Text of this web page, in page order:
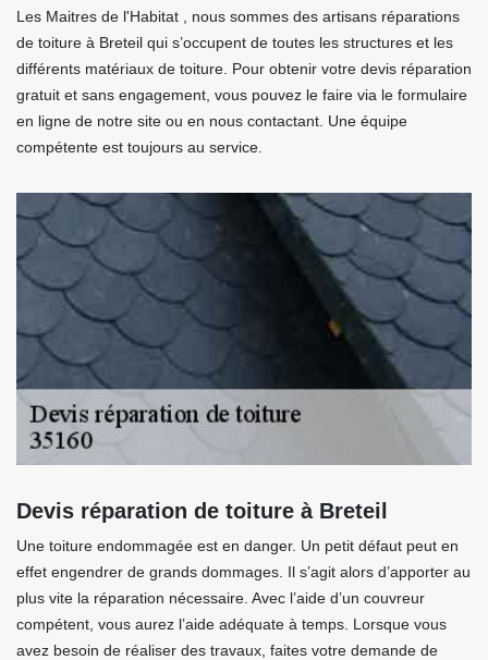
Les Maitres de l'Habitat , nous sommes des artisans réparations
de toiture à Breteil qui s’occupent de toutes les structures et les
différents matériaux de toiture. Pour obtenir votre devis réparation
gratuit et sans engagement, vous pouvez le faire via le formulaire
en ligne de notre site ou en nous contactant. Une équipe
compétente est toujours au service.
Devis réparation de toiture à Breteil
Une toiture endommagée est en danger. Un petit défaut peut en
effet engendrer de grands dommages. Il s’agit alors d’apporter au
plus vite la réparation nécessaire. Avec l’aide d’un couvreur
compétent, vous aurez l’aide adéquate à temps. Lorsque vous
avez besoin de réaliser des travaux, faites votre demande de